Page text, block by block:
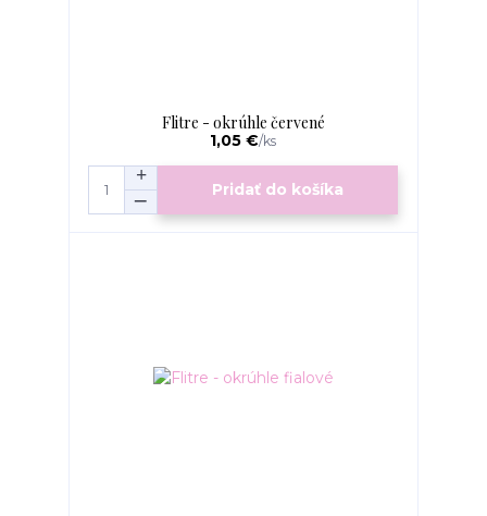
Flitre - okrúhle červené
1,05 €/ks
Pridať do košíka